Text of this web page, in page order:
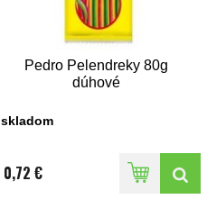
Pedro Pelendreky 80g
dúhové
skladom
0,72 €